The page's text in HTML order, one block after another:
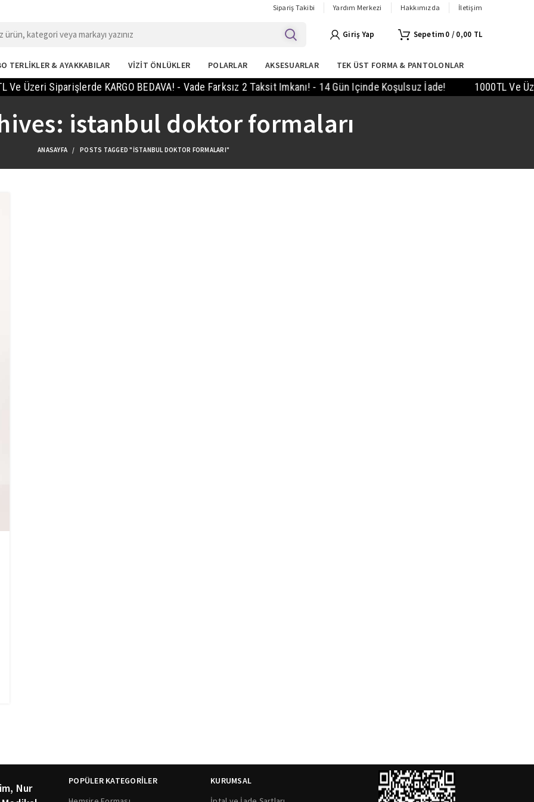
Sipariş Takibi Yardım Merkezi Hakkımızda İletişim
Giriş Yap 0 / 0,00 TL
TERLİKLER & AYAKKABILAR VİZİT ÖNLÜKLER POLARLAR AKSESUARLAR TEK ÜST FORMA & PANTOLONLAR
Üzeri Siparişlerde KARGO BEDAVA! - Vade Farksız 2 Taksit Imkanı! - 14 Gün Içinde Koşulsuz İade! 1000TL Ve
istanbul doktor formaları
ANASAYFA POSTS TAGGED "ISTANBUL DOKTOR FORMALARI"
Nur
POPÜLER KATEGORİLER
KURUMSAL